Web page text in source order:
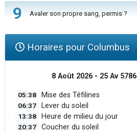
9 Avaler son propre sang, permis ?
Horaires pour Columbus
8 Août 2026 - 25 Av 5786
05:38 Mise des Téfilines
06:37 Lever du soleil
13:38 Heure de milieu du jour
20:37 Coucher du soleil